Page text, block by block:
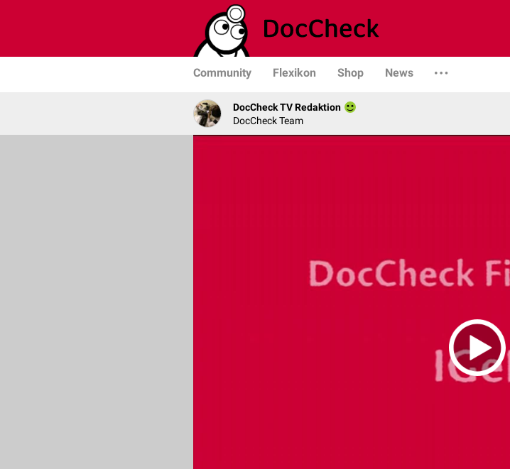
Community Flexikon Shop News
DocCheck TV Redaktion
DocCheck Team